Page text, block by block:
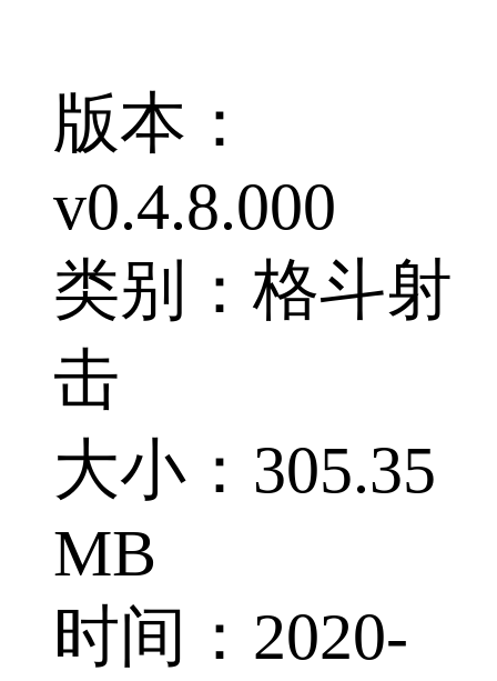
版本：
v0.4.8.000
类别：格斗射
击
大小：305.35
MB
时间：2020-